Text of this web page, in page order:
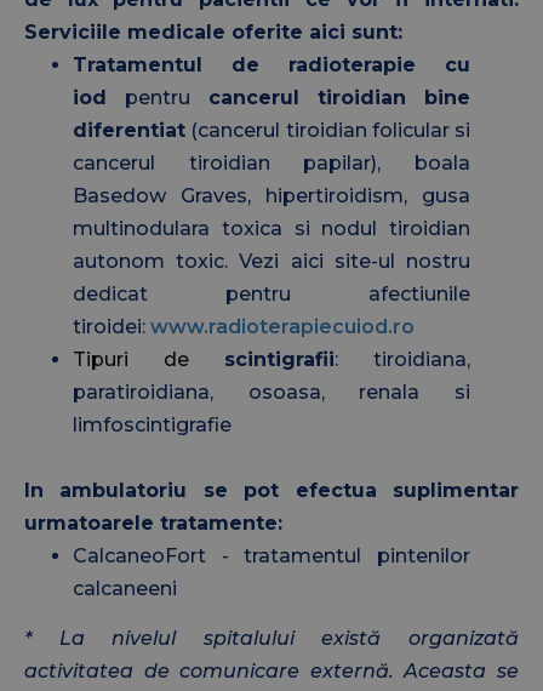
Serviciile medicale oferite aici sunt:
Tratamentul de radioterapie cu
iod pentru cancerul tiroidian bine
diferentiat (cancerul tiroidian folicular si
cancerul tiroidian papilar), boala
Basedow Graves, hipertiroidism, gusa
multinodulara toxica si nodul tiroidian
autonom toxic. Vezi aici site-ul nostru
dedicat pentru afectiunile
tiroidei: www.radioterapiecuiod.ro
Tipuri de scintigrafii: tiroidiana,
paratiroidiana, osoasa, renala si
limfoscintigrafie
In ambulatoriu se pot efectua suplimentar
urmatoarele tratamente:
CalcaneoFort - tratamentul pintenilor
calcaneeni
* La nivelul spitalului există organizată
activitatea de comunicare externă. Aceasta se